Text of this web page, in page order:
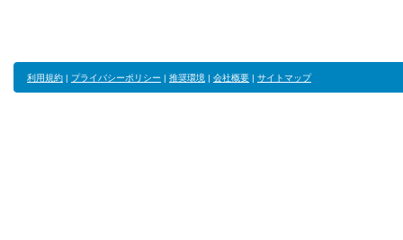
利用規約 | プライバシーポリシー | 推奨環境 | 会社概要 | サイトマップ